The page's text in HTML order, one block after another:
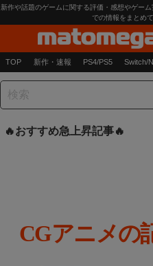
新作や話題のゲームに関する評価・感想やゲー
での情報をまとめ
TOP 新作・速報 PS4/PS5 Switch/
おすすめ急上昇記事
CGアニメの